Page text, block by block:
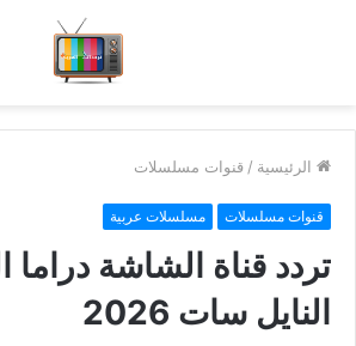
الرئيسية / قنوات مسلسلات
قنوات مسلسلات مسلسلات عربية
تردد قناة الشاشة دراما
النايل سات 2026